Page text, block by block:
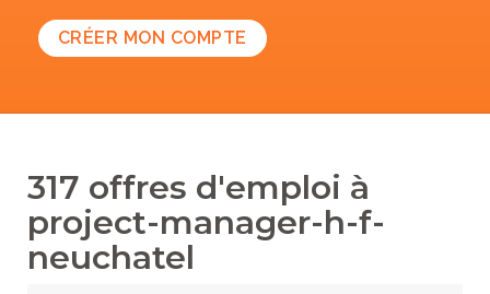
CRÉER MON COMPTE
317 offres d'emploi à
project-manager-h-f-
neuchatel